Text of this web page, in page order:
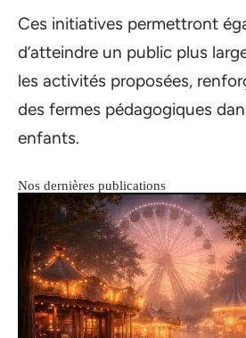
Ces initiatives permettront
d’atteindre un public plus
les activités proposées,
des fermes pédagogiques
enfants.
Nos dernières publications